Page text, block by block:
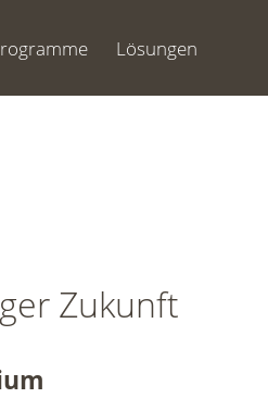
Lösungen
Zukunft